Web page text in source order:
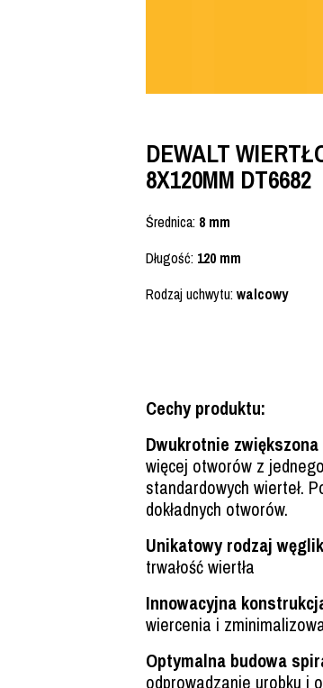
DEWALT
8X120MM DT6682
Średnica: 8 mm
Długość: 120 mm
Rodzaj uchwytu:walcowy
Cechy produktu:
Dwukrotnie
więcej otworów z
standardowych wierteł.
dokładnych otworów.
Unikatowy rodzaj
trwałość wiertła
Innowacyjna
wiercenia i
Optymalna budowa
odprowadzanie urobku i